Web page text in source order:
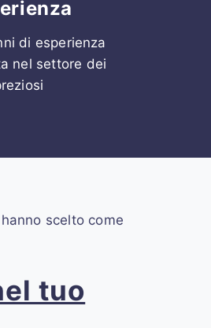
di esperienza
nel settore dei
scelto come
tuo